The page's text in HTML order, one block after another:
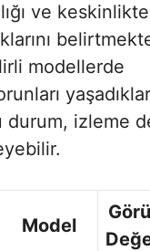
ve
modellerde
durum, izleme
Model